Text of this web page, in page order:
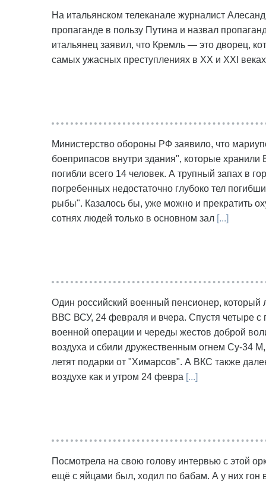
На итальянском телеканале журналист
пропаганде в пользу Путина и назвал
итальянец заявил, что Кремль — это дворец,
самых ужасных преступлениях в ХХ и ХХI
Министерство обороны РФ заявило, что
боеприпасов внутри здания", которые
погибли всего 14 человек. А трупный запах в
погребенных недостаточно глубоко тел
рыбы". Казалось бы, уже можно и прекратить
сотнях людей только в основном зал [...]
Один российский военный пенсионер, который
ВВС ВСУ, 24 февраля и вчера. Спустя четыре
военной операции и череды жестов доброй
воздуха и сбили дружественным огнем Су-34 М,
летят подарки от "Химарсов". А ВКС также
воздухе как и утром 24 февра [...]
Посмотрела на свою голову интервью с этой
ещё с яйцами был, ходил по бабам. А у них гон